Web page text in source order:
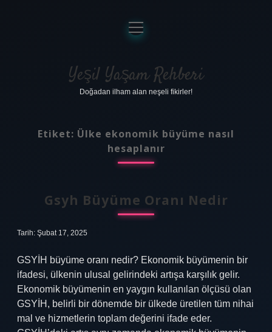
Anasayfa
Gizlilik Politikası
Yasal Uyarı
menüyü
aç
Yeşil Yaşam Rehberi
Doğadan ilham alan neşeli fikirler!
Etiket: Ülke ekonomik büyüme nasıl
hesaplanır
Gsyh Büyüme Oranı Nedir
Tarih: Şubat 17, 2025
GSYİH büyüme oranı nedir? Ekonomik büyümenin bir
ifadesi, ülkenin ulusal gelirindeki artışa karşılık gelir.
Ekonomik büyümenin en yaygın kullanılan ölçüsü olan
GSYİH, belirli bir dönemde bir ülkede üretilen tüm nihai
mal ve hizmetlerin toplam değerini ifade eder.